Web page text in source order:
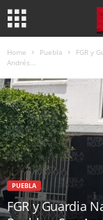
Home Puebla
FGR y
Andrés...
PUEBLA
FGR y Guardia